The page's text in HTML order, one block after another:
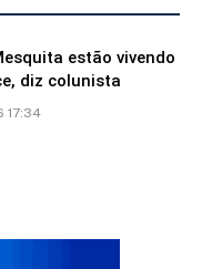
estão vivendo
diz colunista
17:34